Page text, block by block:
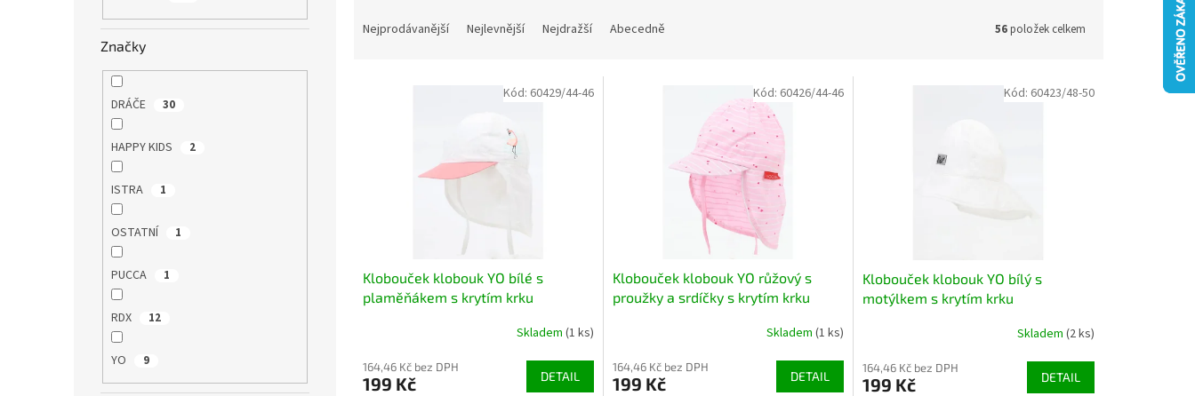
Značky
DRÁČE 30
HAPPY KIDS 2
ISTRA 1
OSTATNÍ 1
PUCCA 1
RDX 12
YO 9
Nejprodávanější Nejlevnější Nejdražší Abecedně 56položek celkem
Klobouček klobouk YO bílé s
plaměňákem s krytím krku
Skladem (1 ks)
164,46 Kč bez DPH
199 Kč DETAIL
Kód: 60429/44-46
Klobouček klobouk YO růžový s
proužky a srdíčky s krytím krku
Skladem (1 ks)
164,46 Kč bez DPH
199 Kč DETAIL
Kód: 60426/44-46
Klobouček klobouk YO bílý s
motýlkem s krytím krku
Skladem (2 ks)
164,46 Kč bez DPH
199 Kč DETAIL
Kód: 60423/48-50